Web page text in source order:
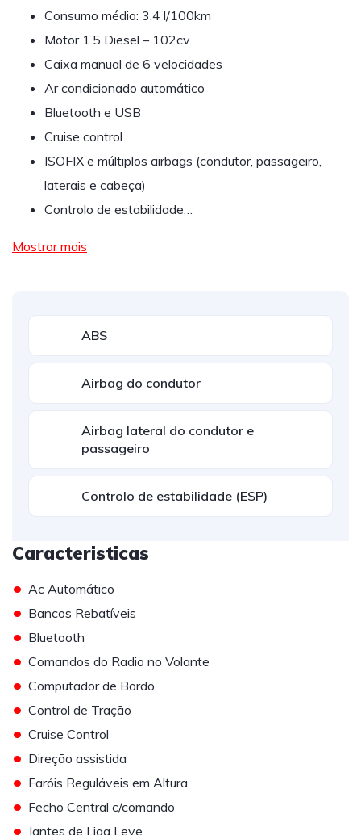
Consumo médio: 3,4 l/100km
Motor 1.5 Diesel – 102cv
Caixa manual de 6 velocidades
Ar condicionado automático
Bluetooth e USB
Cruise control
ISOFIX e múltiplos airbags (condutor, passageiro,
laterais e cabeça)
Controlo de estabilidade…
Mostrar mais
ABS
Airbag do condutor
Airbag lateral do condutor e
passageiro
Controlo de estabilidade (ESP)
Caracteristicas
• Ac Automático
• Bancos Rebatíveis
• Bluetooth
• Comandos do Radio no Volante
• Computador de Bordo
• Control de Tração
• Cruise Control
• Direção assistida
• Faróis Reguláveis em Altura
• Fecho Central c/comando
• Jantes de Liga Leve